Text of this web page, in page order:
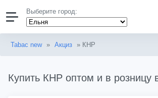
Выберите город:
Tabac new » Акциз » КНР
Купить КНР оптом и в розницу